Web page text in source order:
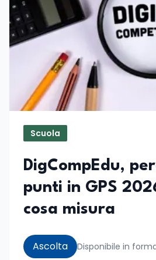
Scuola
DigCompEdu,
punti in GPS
cosa misura
Ascolta Disponibile in